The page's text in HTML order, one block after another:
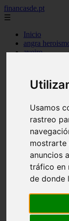
Usamos
rastreo
mostrarte
anuncios
tráfico en
de donde
financasde.pt
☰
Inicio
angra
aveiro
braganca
castelo branco
evora
guarda
horta
leiria
madeira
ponta delgada
portalegre
santarem
viana castelo